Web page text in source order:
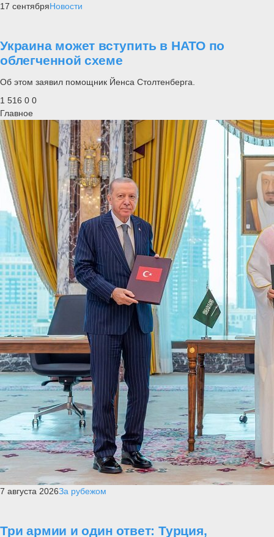
17 сентябряНовости
Украина может вступить в НАТО по
облегченной схеме
Об этом заявил помощник Йенса Столтенберга.
1 516 0 0
Главное
7 августа 2026За рубежом
Три армии и один ответ: Турция,